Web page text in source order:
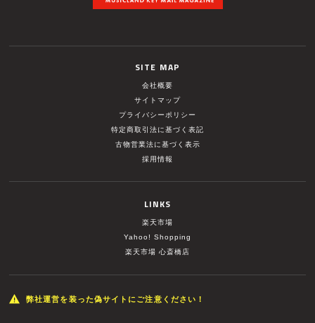
SITE MAP
会社概要
サイトマップ
プライバシーポリシー
特定商取引法に基づく表記
古物営業法に基づく表示
採用情報
LINKS
楽天市場
Yahoo! Shopping
楽天市場 心斎橋店
弊社運営を装った偽サイトにご注意ください！